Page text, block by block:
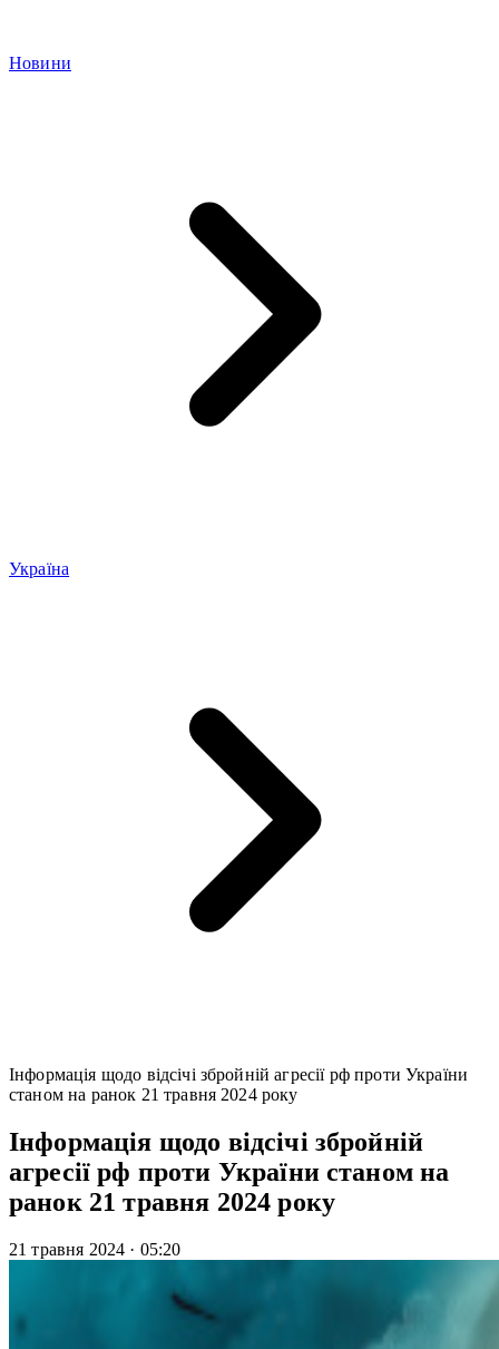
Новини
Україна
Інформація щодо відсічі збройній агресії рф проти України
станом на ранок 21 травня 2024 року
Інформація щодо відсічі збройній
агресії рф проти України станом на
ранок 21 травня 2024 року
21 травня 2024 · 05:20